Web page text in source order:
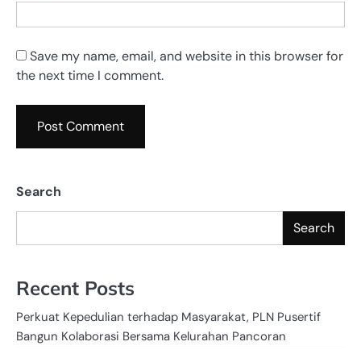
Save my name, email, and website in this browser for
the next time I comment.
Search
Search
Recent Posts
Perkuat Kepedulian terhadap Masyarakat, PLN Pusertif
Bangun Kolaborasi Bersama Kelurahan Pancoran